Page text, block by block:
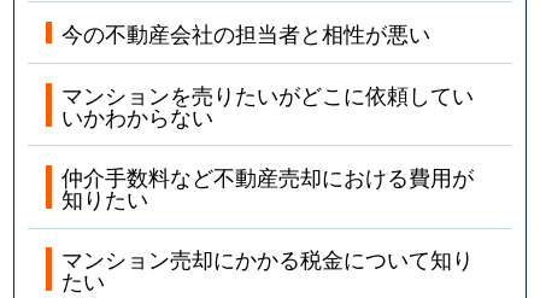
今の不動産会社の担当者と相性が悪い
マンションを売りたいがどこに依頼してい
いかわからない
仲介手数料など不動産売却における費用が
知りたい
マンション売却にかかる税金について知り
たい